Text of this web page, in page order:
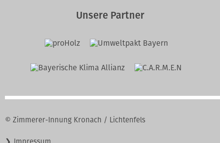
Unsere Partner
© Zimmerer-Innung Kronach / Lichtenfels
Navigation